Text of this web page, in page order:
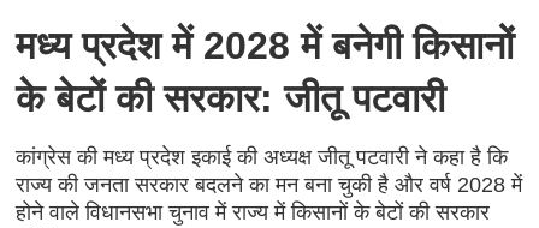
मध्य प्रदेश में 2028 में बनेगी किसानों
के बेटों की सरकार: जीतू पटवारी
कांग्रेस की मध्य प्रदेश इकाई की अध्यक्ष जीतू पटवारी ने कहा है कि
राज्य की जनता सरकार बदलने का मन बना चुकी है और वर्ष 2028 में
होने वाले विधानसभा चुनाव में राज्य में किसानों के बेटों की सरकार